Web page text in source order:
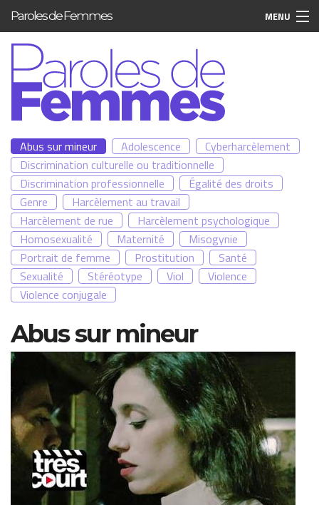
Aller au contenu principal
Paroles de Femmes MENU
Abus sur mineur Adolescence
Cyberharcèlement
Discrimination culturelle ou traditionnelle
Discrimination professionnelle
Égalité des droits
Genre
Harcèlement au travail
Harcèlement de rue
Harcèlement psychologique
Homosexualité
Maternité
Misogynie
Portrait de femme
Prostitution
Santé
Sexualité
Stéréotype Viol
Violence
Violence conjugale
Abus sur mineur